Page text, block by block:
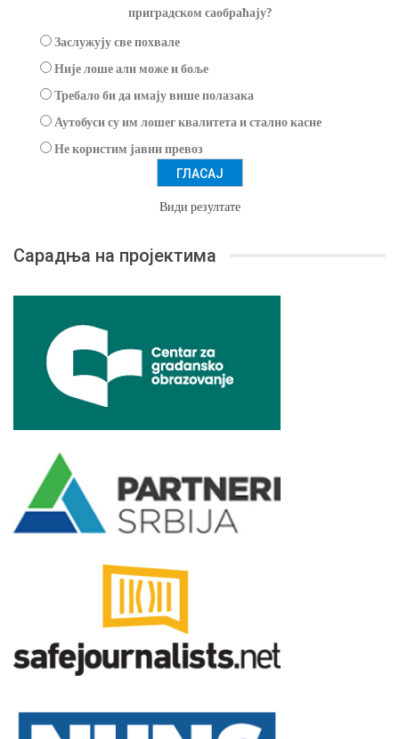
приградском саобраћају?
Заслужују све похвале
Није лоше али може и боље
Требало би да имају више полазака
Аутобуси су им лошег квалитета и стално касне
Не користим јавни превоз
Види резултате
Сарадња на пројектима